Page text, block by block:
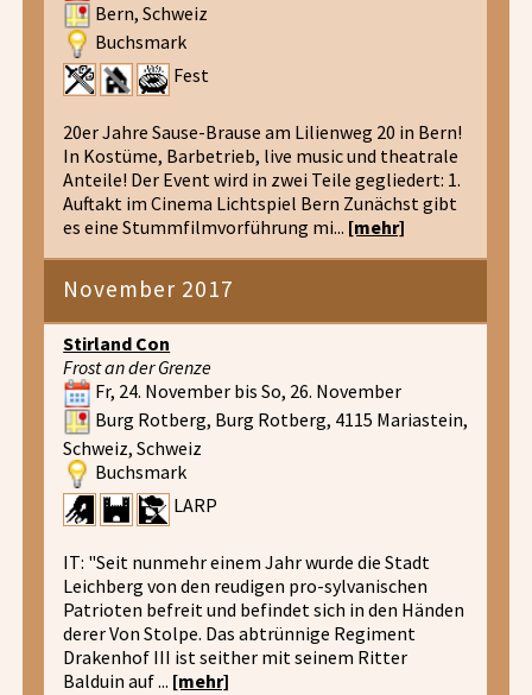
Bern, Schweiz
Buchsmark
Fest
20er Jahre Sause-Brause am Lilienweg 20 in Bern!
In Kostüme, Barbetrieb, live music und theatrale
Anteile! Der Event wird in zwei Teile gegliedert: 1.
Auftakt im Cinema Lichtspiel Bern Zunächst gibt
es eine Stummfilmvorführung mi... [mehr]
November 2017
Stirland Con
Frost an der Grenze
Fr, 24. November bis So, 26. November
Burg Rotberg, Burg Rotberg, 4115 Mariastein,
Schweiz, Schweiz
Buchsmark
LARP
IT: "Seit nunmehr einem Jahr wurde die Stadt
Leichberg von den reudigen pro-sylvanischen
Patrioten befreit und befindet sich in den Händen
derer Von Stolpe. Das abtrünnige Regiment
Drakenhof III ist seither mit seinem Ritter
Balduin auf ... [mehr]